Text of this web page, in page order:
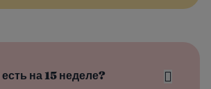
на 15 неделе?